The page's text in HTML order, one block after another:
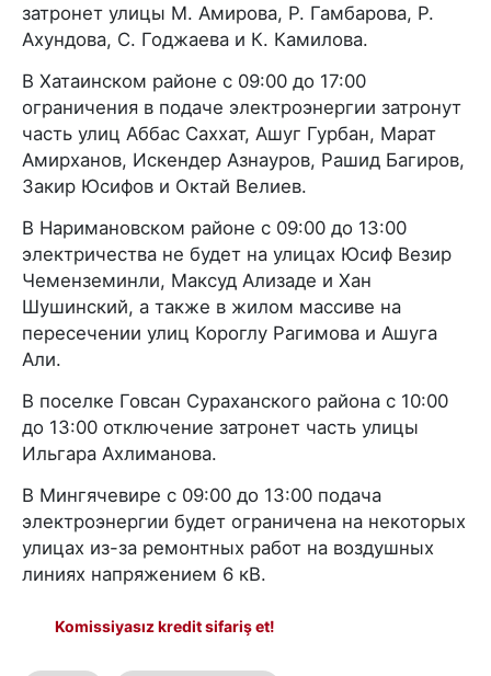
затронет улицы М. Амирова, Р. Гамбарова, Р.
Ахундова, С. Годжаева и К. Камилова.
В Хатаинском районе с 09:00 до 17:00
ограничения в подаче электроэнергии затронут
часть улиц Аббас Саххат, Ашуг Гурбан, Марат
Амирханов, Искендер Азнауров, Рашид Багиров,
Закир Юсифов и Октай Велиев.
В Наримановском районе с 09:00 до 13:00
электричества не будет на улицах Юсиф Везир
Чеменземинли, Максуд Ализаде и Хан
Шушинский, а также в жилом массиве на
пересечении улиц Короглу Рагимова и Ашуга
Али.
В поселке Говсан Сураханского района с 10:00
до 13:00 отключение затронет часть улицы
Ильгара Ахлиманова.
В Мингячевире с 09:00 до 13:00 подача
электроэнергии будет ограничена на некоторых
улицах из-за ремонтных работ на воздушных
линиях напряжением 6 кВ.
Komissiyasız kredit sifariş et!